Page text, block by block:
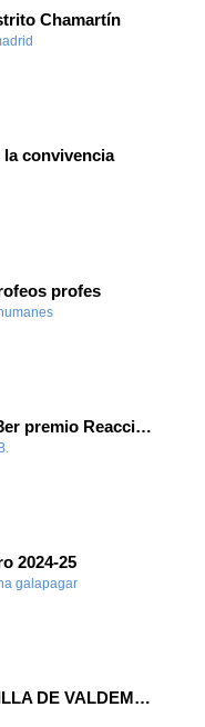
Chamartín
convivencia
profes
-
La he liado parda - 3er premio Reacciona! 2025
2024-25
galapagar-
XXXI CROSS IES VILLA DE VALDEMORO